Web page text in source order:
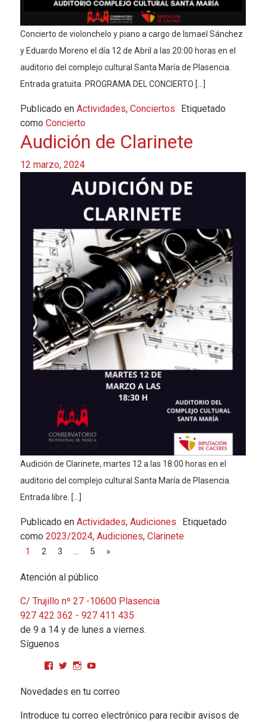
Concierto de violonchelo y piano a cargo de Ismael Sánchez
y Eduardo Moreno el día 12 de Abril a las 20:00 horas en el
auditorio del complejo cultural Santa María de Plasencia.
Entrada gratuita. PROGRAMA DEL CONCIERTO […]
Publicado en Actividades, Conciertos
Etiquetado
como Concierto
Audición de Clarinete
12 marzo, 2024
Audición de Clarinete, martes 12 a las 18:00 horas en el
auditorio del complejo cultural Santa María de Plasencia.
Entrada libre. […]
Publicado en Actividades, Audiciones
Etiquetado
como 2023/2024, Audiciones, Clarinete
Navegación de entradas
1 2 3 … 5 »
Atención al público
C/ Trujillo nº 27 -10600 Plasencia
927 422 362 - 927 411 435
de 9 a 14 y de lunes a viernes.
Síguenos
Ver perfil de CPMGarciaMatos en Facebook
Ver perfil de cpmgarciamatos en Twitter
Ver perfil de cpmgarciamatos en Instagram
YouTube
Novedades en tu correo
Introduce tu correo electrónico para recibir avisos de